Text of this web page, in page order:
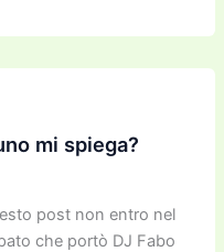
e
gr
m
p
y
n
k
e
n
n
di
mi spiega?
post non entro nel
che portò DJ Fabo